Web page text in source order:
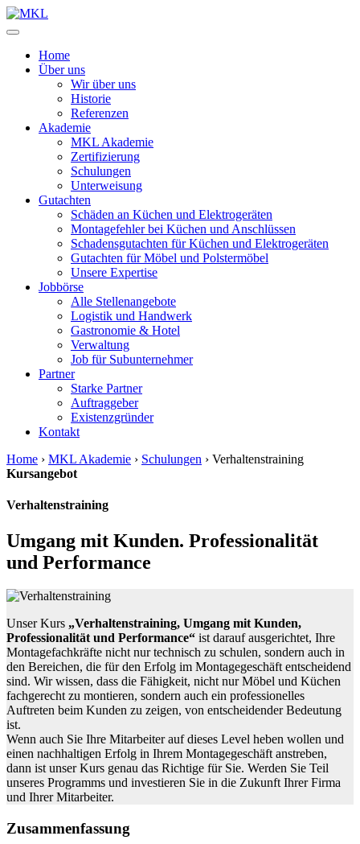
Zum
Inhalt
Home
Über uns
Wir über uns
Historie
Referenzen
Akademie
MKL Akademie
Zertifizierung
Schulungen
Unterweisung
Gutachten
Schäden an Küchen und Elektrogeräten
Montagefehler bei Küchen und Anschlüssen
Schadensgutachten für Küchen und Elektrogeräten
Gutachten für Möbel und Polstermöbel
Unsere Expertise
Jobbörse
Alle Stellenangebote
Logistik und Handwerk
Gastronomie & Hotel
Verwaltung
Job für Subunternehmer
Partner
Starke Partner
Auftraggeber
Existenzgründer
Kontakt
Home › MKL Akademie › Schulungen › Verhaltenstraining
Kursangebot
Verhaltenstraining
Umgang mit Kunden. Professionalität
und Performance
Unser Kurs „Verhaltenstraining, Umgang mit Kunden,
Professionalität und Performance“ ist darauf ausgerichtet, Ihre
Montagefachkräfte nicht nur technisch zu schulen, sondern auch in
den Bereichen, die für den Erfolg im Montagegeschäft entscheidend
sind. Wir wissen, dass die Fähigkeit, nicht nur Möbel und Küchen
fachgerecht zu montieren, sondern auch ein professionelles
Auftreten beim Kunden zu zeigen, von entscheidender Bedeutung
ist.
Wenn auch Sie Ihre Mitarbeiter auf dieses Level heben wollen und
einen nachhaltigen Erfolg in Ihrem Montagegeschäft anstreben,
dann ist unser Kurs genau das Richtige für Sie. Werden Sie Teil
unseres Programms und investieren Sie in die Zukunft Ihrer Firma
und Ihrer Mitarbeiter.
Zusammenfassung